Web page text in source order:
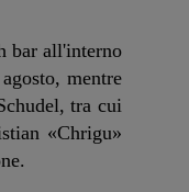
bar all'interno
mentre
tra cui
«Chrigu»